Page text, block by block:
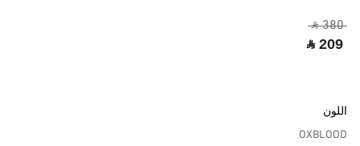
‎ ⃁ 380 ‎
‎ ⃁ 209 ‎
اللون
OXBLOOD